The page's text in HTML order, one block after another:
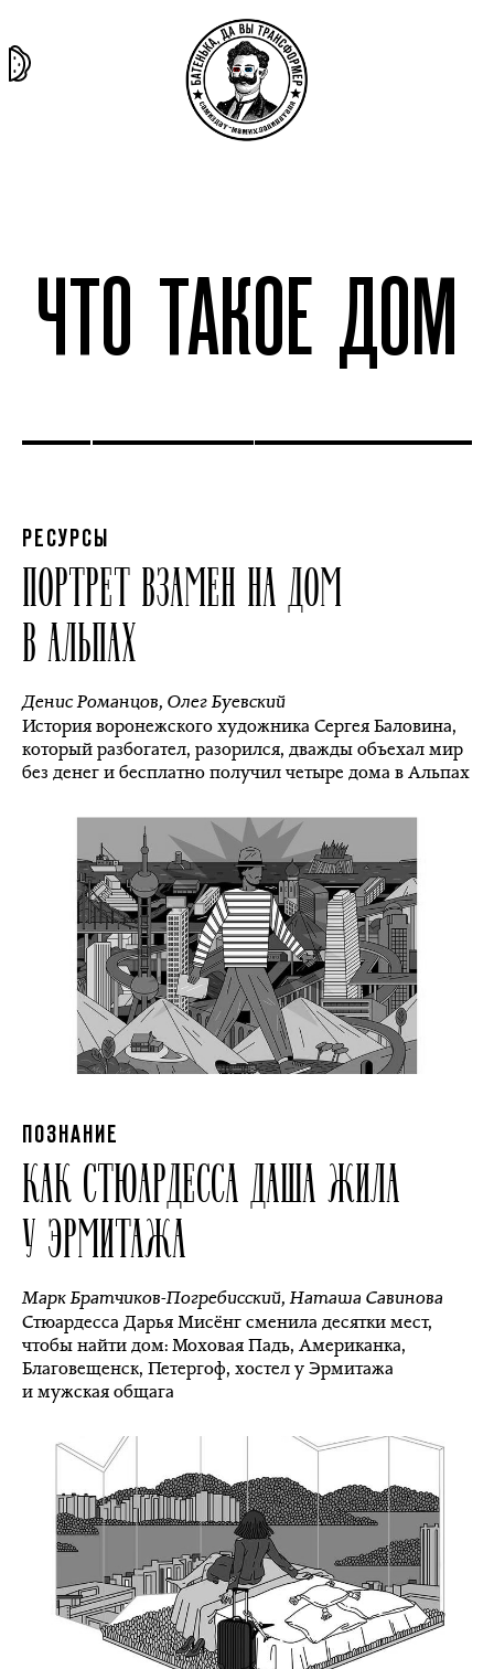
ЧТО ТАКОЕ ДОМ
РЕСУРСЫ
ПОРТРЕТ ВЗАМЕН НА ДОМ
В АЛЬПАХ
Денис Романцов, Олег Буевский
История воронежского художника Сергея Баловина,
который разбогател, разорился, дважды объехал мир
без денег и бесплатно получил четыре дома в Альпах
ПОЗНАНИЕ
КАК СТЮАРДЕССА ДАША ЖИЛА
У ЭРМИТАЖА
Марк Братчиков-Погребисский,Наташа Савинова
Стюардесса Дарья Мисёнг сменила десятки мест,
чтобы найти дом: Моховая Падь, Американка,
Благовещенск, Петергоф, хостел у Эрмитажа
и мужская общага